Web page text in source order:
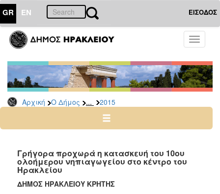
GR EN ΕΙΣΟΔΟΣ
Toggle
Αρχική Ο Δήμος ... 2015
ΔΗΜΟΣ
Δελτία
Τύπου
Αρχείο
2026
2024
2022
2021
Γρήγορα προχωρά η κατασκευή του 10ου
ολοήμερου νηπιαγωγείου στο κέντρο του
Ηρακλείου
ΔΗΜΟΣ ΗΡΑΚΛΕΙΟΥ ΚΡΗΤΗΣ